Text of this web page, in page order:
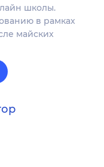
школы.
в рамках
майских